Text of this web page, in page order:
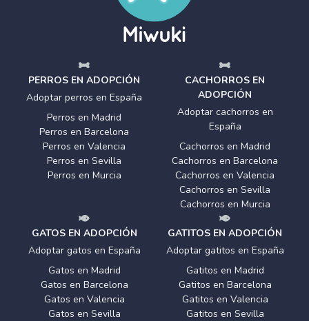
PERROS EN ADOPCIÓN
Adoptar perros en España
Perros en Madrid
Perros en Barcelona
Perros en Valencia
Perros en Sevilla
Perros en Murcia
CACHORROS EN
ADOPCIÓN
Adoptar cachorros en
España
Cachorros en Madrid
Cachorros en Barcelona
Cachorros en Valencia
Cachorros en Sevilla
Cachorros en Murcia
GATOS EN ADOPCIÓN
Adoptar gatos en España
Gatos en Madrid
Gatos en Barcelona
Gatos en Valencia
Gatos en Sevilla
GATITOS EN ADOPCIÓN
Adoptar gatitos en España
Gatitos en Madrid
Gatitos en Barcelona
Gatitos en Valencia
Gatitos en Sevilla